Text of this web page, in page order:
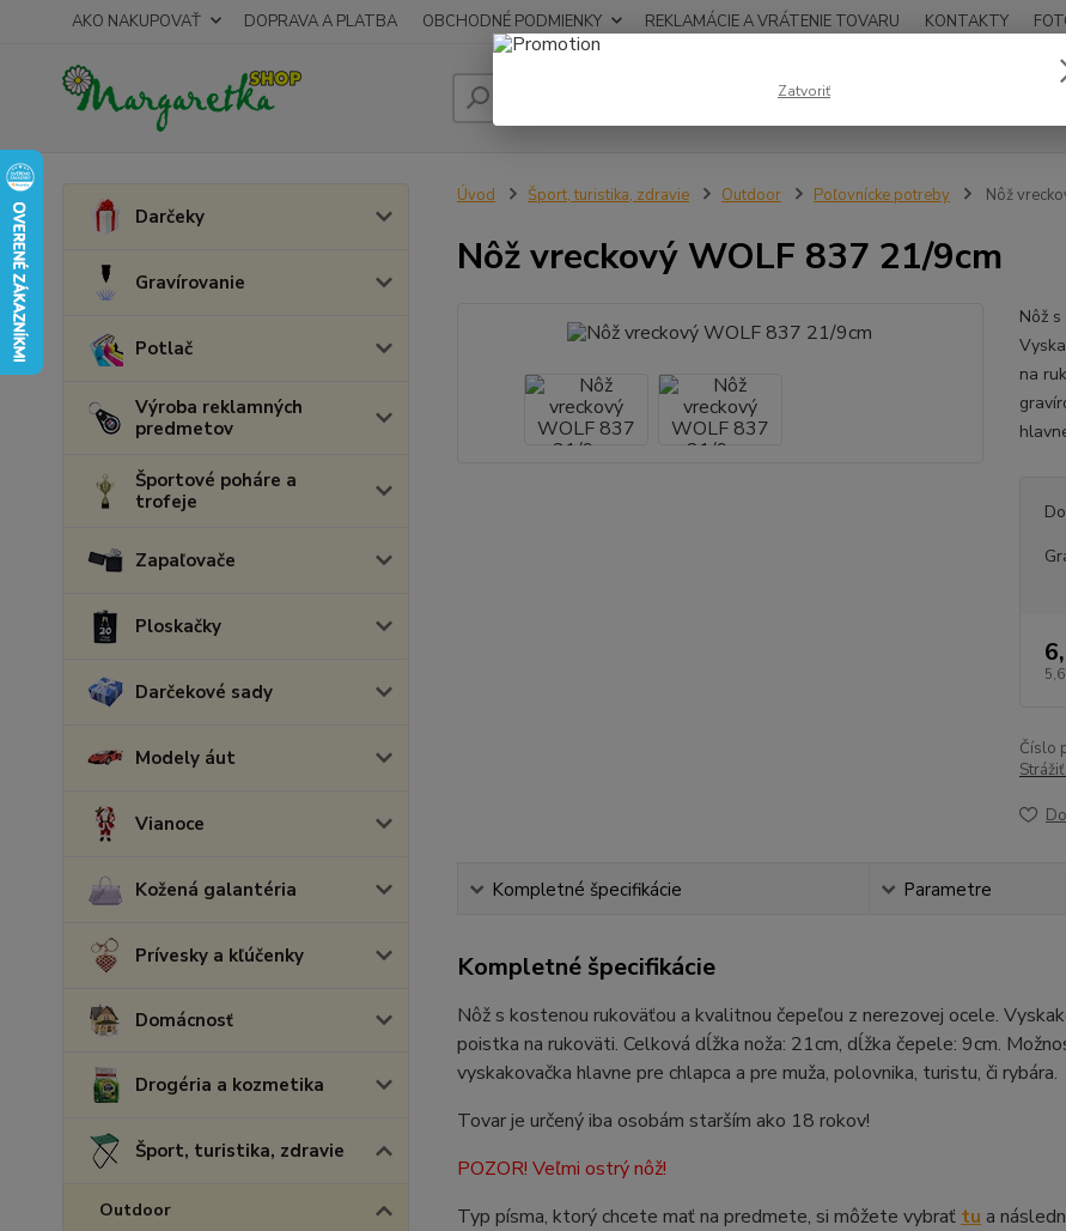
AKO NAKUPOVAŤ DOPRAVA A PLATBA OBCHODNÉ PODMIENKY REKLAMÁCIE A VRÁTENIE TOVARU KONTAKTY
Hľadať
Darčeky
Gravírovanie
Potlač
Výroba reklamných
predmetov
Športové poháre a
trofeje
Zapaľovače
Ploskačky
Darčekové sady
Modely áut
Vianoce
Kožená galantéria
Prívesky a kľúčenky
Domácnosť
Drogéria a kozmetika
Šport, turistika, zdravie
Outdoor
Úvod Šport, turistika, zdravie Outdoor Poľovnícke potreby Nôž
Nôž vreckový WOLF 837 21/9cm
Nôž
na
Číslo
Kompletné špecifikácie Parametre
Kompletné špecifikácie
Nôž s kostenou rukoväťou a kvalitnou čepeľou z nerezovej ocele.
poistka na rukoväti. Celková dĺžka noža: 21cm, dĺžka čepele: 9cm.
vyskakovačka hlavne pre chlapca a pre muža, polovnika, turistu, či rybára.
Tovar je určený iba osobám starším ako 18 rokov!
POZOR! Veľmi ostrý nôž!
Typ písma, ktorý chcete mať na predmete, si môžete vybrať tu a
Zatvoriť